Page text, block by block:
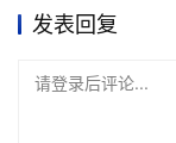
发表回复
请登录后评论...